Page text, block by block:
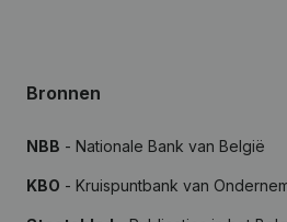
Bronnen
NBB - Nationale Bank van België
KBO - Kruispuntbank van